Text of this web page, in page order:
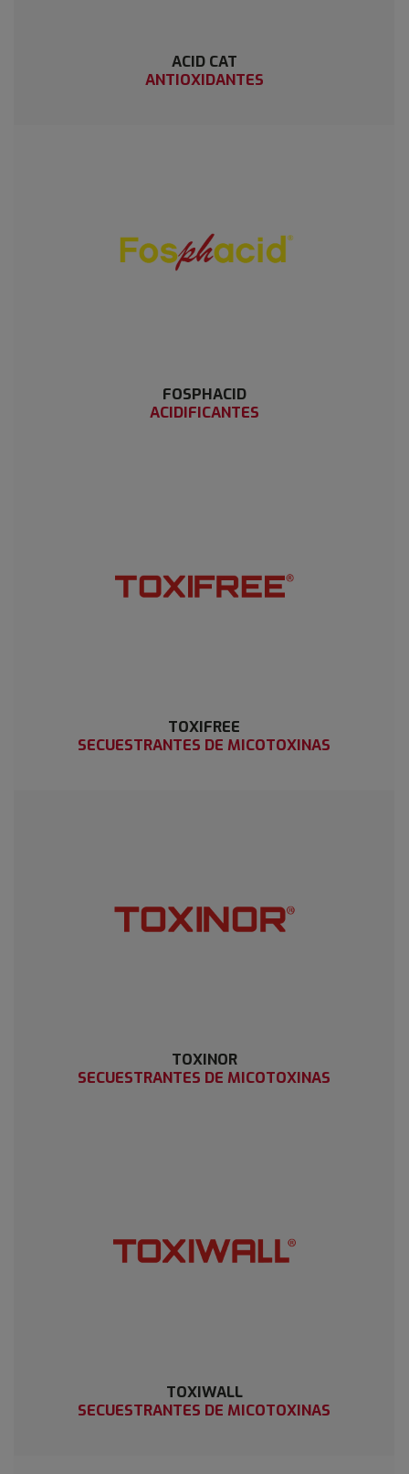
ACID CAT
ANTIOXIDANTES
FOSPHACID
ACIDIFICANTES
TOXIFREE
SECUESTRANTES DE MICOTOXINAS
TOXINOR
SECUESTRANTES DE MICOTOXINAS
TOXIWALL
SECUESTRANTES DE MICOTOXINAS